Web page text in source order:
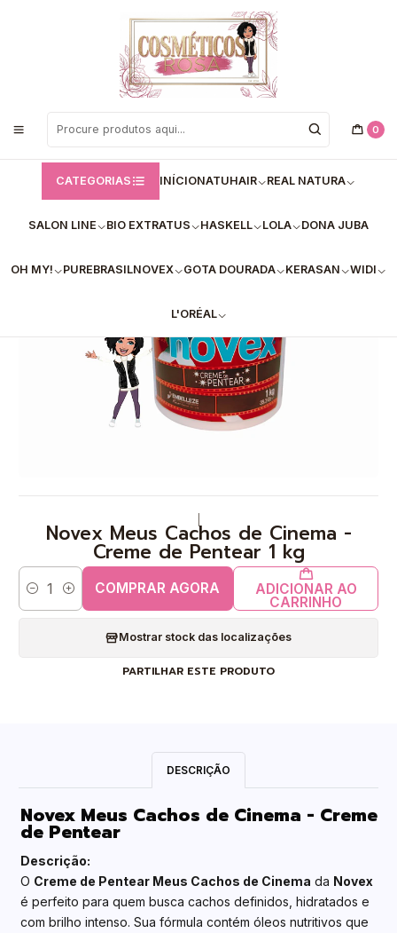
0
CATEGORIAS INÍCIONATUHAIR REAL NATURA
SALON LINE BIO EXTRATUS HASKELL LOLA DONA JUBA
OH MY! PUREBRASILNOVEX GOTA DOURADA KERASAN WIDI
L'ORÉAL
Bem vindos a Loja de Cosméticos Rosa!
Creme de Pentear - Novex
Novex Meus Cachos de Cinema - Creme de Pentear 1 kg
Novex Meus Cachos de Cinema -
Creme de Pentear 1 kg
Quantidade ADICIONAR AO
CARRINHO
COMPRAR AGORA
Mostrar stock das localizações
PARTILHAR ESTE PRODUTO
DESCRIÇÃO
Novex Meus Cachos de Cinema - Creme
de Pentear
Descrição:
O Creme de Pentear Meus Cachos de Cinema da Novex
é perfeito para quem busca cachos definidos, hidratados e
com brilho intenso. Sua fórmula contém óleos nutritivos que